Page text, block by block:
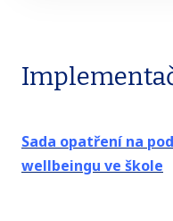
Sada opatření na
wellbeingu ve škole